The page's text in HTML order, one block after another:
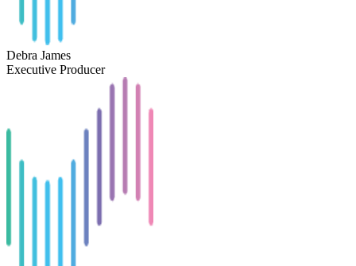
Debra James
Executive Producer